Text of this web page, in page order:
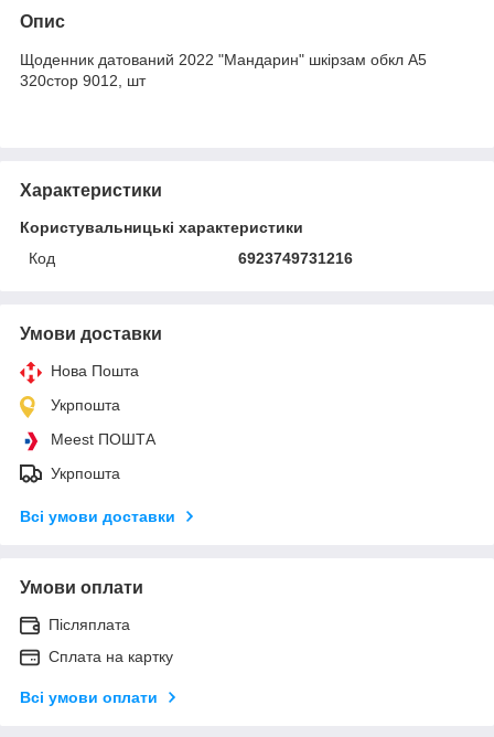
Опис
Щоденник датований 2022 "Мандарин" шкірзам обкл А5
320стор 9012, шт
Характеристики
Користувальницькі характеристики
Код
6923749731216
Умови доставки
Нова Пошта
Укрпошта
Meest ПОШТА
Укрпошта
Всі умови доставки
Умови оплати
Післяплата
Сплата на картку
Всі умови оплати